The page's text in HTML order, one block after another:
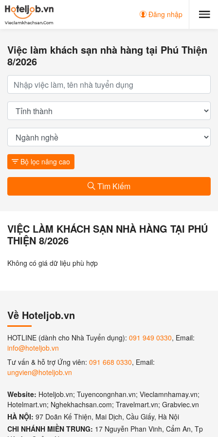
Đăng nhập
Việc làm khách sạn nhà hàng tại Phú Thiện
8/2026
Bộ lọc nâng cao
Tìm Kiếm
VIỆC LÀM KHÁCH SẠN NHÀ HÀNG TẠI PHÚ
THIỆN 8/2026
Không có giá dữ liệu phù hợp
Về Hoteljob.vn
HOTLINE (dành cho Nhà Tuyển dụng): 091 949 0330, Email:
info@hoteljob.vn
Tư vấn & hỗ trợ Ứng viên: 091 668 0330, Email:
ungvien@hoteljob.vn
Website: Hoteljob.vn; Tuyencongnhan.vn; Vieclamnhamay.vn;
Hotelmart.vn; Nghekhachsan.com; Travelmart.vn; Grabviec.vn
HÀ NỘI: 97 Doãn Kế Thiện, Mai Dịch, Cầu Giấy, Hà Nội
CHI NHÁNH MIỀN TRUNG: 17 Nguyễn Phan Vinh, Cẩm An, Tp